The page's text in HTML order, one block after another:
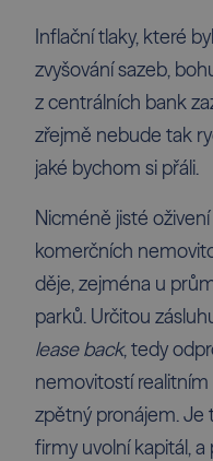
Inflační tlaky, které
zvyšování sazeb,
z centrálních bank
zřejmě nebude tak
jaké bychom si přáli.
Nicméně jisté
komerčních
děje, zejména u
parků. Určitou
lease back, tedy
nemovitostí
zpětný pronájem. Je
firmy uvolní kapitál,